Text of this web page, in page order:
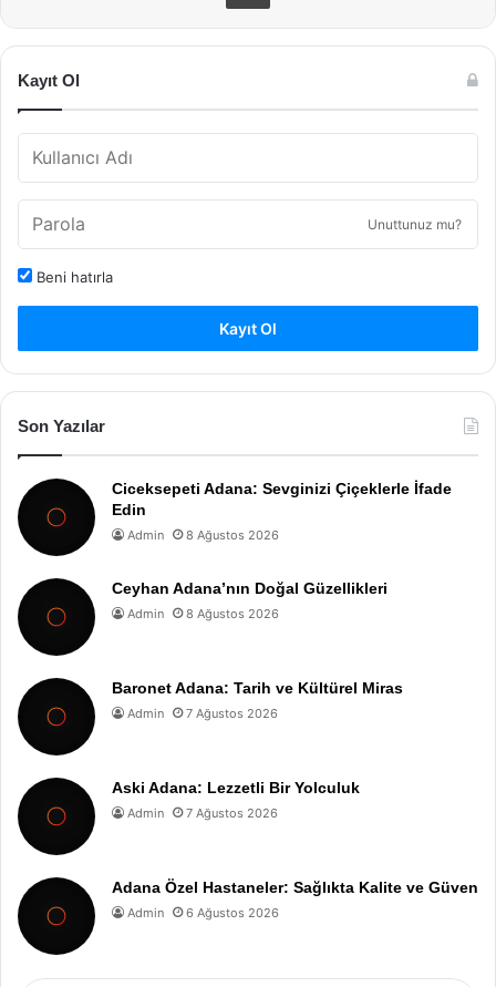
Kayıt Ol
Unuttunuz mu?
Beni hatırla
Kayıt Ol
Son Yazılar
Ciceksepeti Adana: Sevginizi Çiçeklerle İfade
Edin
Admin 8 Ağustos 2026
Ceyhan Adana’nın Doğal Güzellikleri
Admin 8 Ağustos 2026
Baronet Adana: Tarih ve Kültürel Miras
Admin 7 Ağustos 2026
Aski Adana: Lezzetli Bir Yolculuk
Admin 7 Ağustos 2026
Adana Özel Hastaneler: Sağlıkta Kalite ve Güven
Admin 6 Ağustos 2026